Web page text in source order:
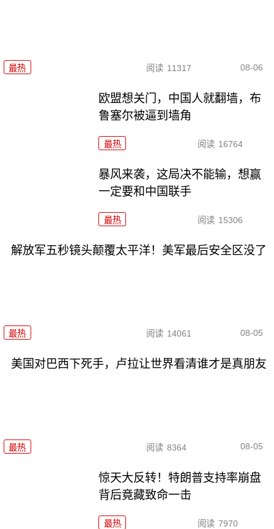
最热 阅读 11317 08-06
欧盟想关门，中国人就翻墙，布
鲁塞尔被逼到墙角
最热 阅读 16764
暴风来袭，这局决不能输，想赢
一定要和中国联手
最热 阅读 15306
解放军五秒镜头颠覆太平洋！美军最后安全区没了
最热 阅读 14061 08-05
美国对巴西下死手，卢拉让世界看清谁才是真朋友
最热 阅读 8364 08-05
惊天大反转！特朗普支持率崩盘
背后竟藏致命一击
最热 阅读 7970